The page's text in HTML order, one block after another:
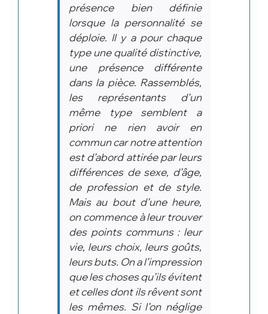
présence bien définie
lorsque la personnalité se
déploie. Il y a pour chaque
type une qualité distinctive,
une présence différente
dans la pièce. Rassemblés,
les représentants d’un
même type semblent a
priori ne rien avoir en
commun car notre attention
est d’abord attirée par leurs
différences de sexe, d’âge,
de profession et de style.
Mais au bout d’une heure,
on commence à leur trouver
des points communs : leur
vie, leurs choix, leurs goûts,
leurs buts. On a l’impression
que les choses qu’ils évitent
et celles dont ils rêvent sont
les mêmes. Si l’on néglige